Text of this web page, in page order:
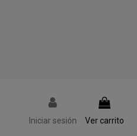
Iniciar sesión Ver carrito